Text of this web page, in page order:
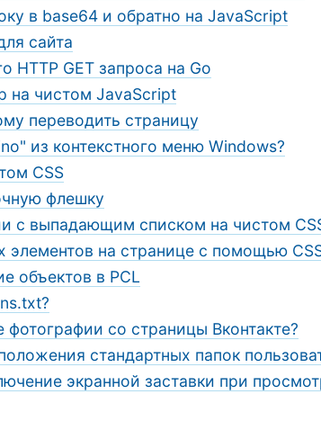
в base64 и обратно на JavaScript
сайта
HTTP GET запроса на Go
на чистом JavaScript
переводить страницу
из контекстного меню Windows?
CSS
флешку
с выпадающим списком на чистом
элементов на странице с помощью
объектов в PCL
фотографии со страницы Вконтакте?
стандартных папок
экранной заставки при